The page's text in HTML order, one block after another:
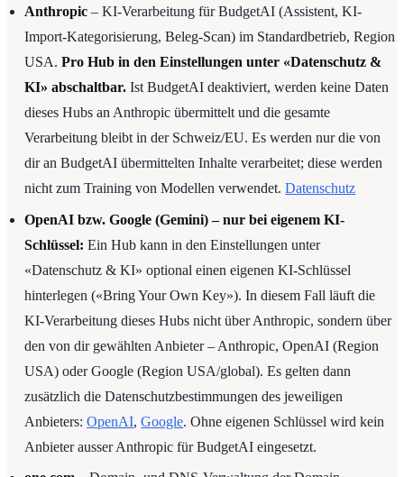
Anthropic – KI-Verarbeitung für BudgetAI (Assistent, KI-
Import-Kategorisierung, Beleg-Scan) im Standardbetrieb, Region
USA.Pro Hub in den Einstellungen unter «Datenschutz &
KI» abschaltbar. Ist BudgetAI deaktiviert, werden keine Daten
dieses Hubs an Anthropic übermittelt und die gesamte
Verarbeitung bleibt in der Schweiz/EU. Es werden nur die von
dir an BudgetAI übermittelten Inhalte verarbeitet; diese werden
nicht zum Training von Modellen verwendet.Datenschutz
OpenAI bzw. Google (Gemini) – nur bei eigenem KI-
Schlüssel: Ein Hub kann in den Einstellungen unter
«Datenschutz & KI» optional einen eigenen KI-Schlüssel
hinterlegen («Bring Your Own Key»). In diesem Fall läuft die
KI-Verarbeitung dieses Hubs nicht über Anthropic, sondern über
den von dir gewählten Anbieter – Anthropic, OpenAI (Region
USA) oder Google (Region USA/global). Es gelten dann
zusätzlich die Datenschutzbestimmungen des jeweiligen
Anbieters:OpenAI,Google. Ohne eigenen Schlüssel wird kein
Anbieter ausser Anthropic für BudgetAI eingesetzt.